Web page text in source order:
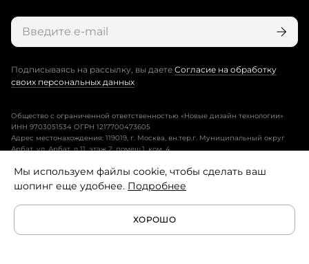
Подписываясь на рассылку, вы даете Согласие на обработку
своих персональных данных
Общество с ограниченной ответственностью «Новые дизайн технологии»
ИНН 9703051534 ОГРН 1217700473605
Адрес местонахождения: 119019, г. Москва, вн.тер.г. Муниципальный округ
Арбат, ул. Арбат, д.11, этаж 2, помещ.1, ком. 4.
Пользовательское соглашение
Политика конфиденциальности
Условия программы лояльности
Мы используем файлы cookie, чтобы сделать ваш
шопинг еще удобнее. Подробнее
ХОРОШО